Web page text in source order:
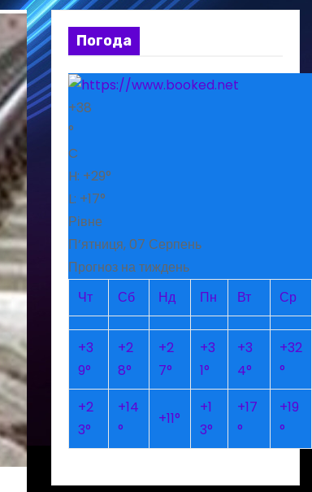
Погода
+38
°
C
H: +29°
L: +17°
Рівне
П’ятниця, 07 Серпень
Прогноз на тиждень
Чт
Сб Нд Пн Вт Ср
+3
9°
+2
8°
+2
7°
+3
1°
+3
4°
+32
°
+2
3°
+14
°
+11°
+1
3°
+17
°
+19
°